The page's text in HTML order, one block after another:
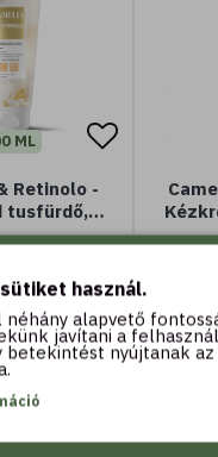
ML
Retinolo -
tusfürdő,
és
használ.
néhány alapvető
javítani a
betekintést nyújtanak